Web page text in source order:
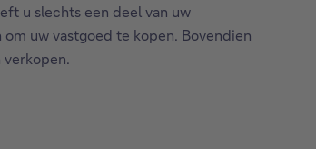
u slechts een deel van uw
uw vastgoed te kopen. Bovendien